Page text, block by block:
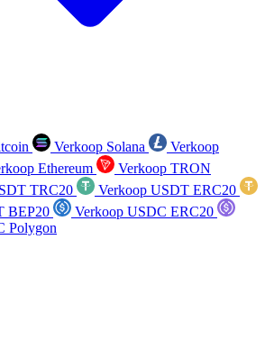
Verkoop Solana
Verkoop
Ethereum
Verkoop TRON
TRC20
Verkoop USDT ERC20
BEP20
Verkoop USDC ERC20
Polygon